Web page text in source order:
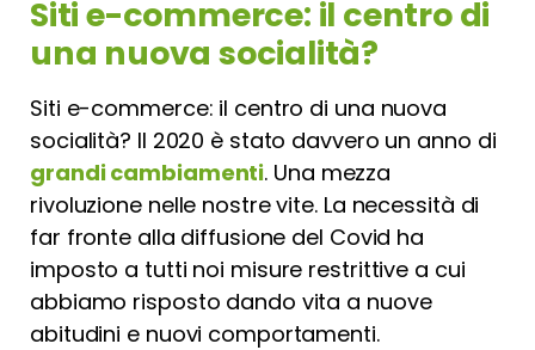
Siti e-commerce: il centro di
una nuova socialità?
Siti e-commerce: il centro di una nuova
socialità? Il 2020 è stato davvero un anno di
grandi cambiamenti. Una mezza
rivoluzione nelle nostre vite. La necessità di
far fronte alla diffusione del Covid ha
imposto a tutti noi misure restrittive a cui
abbiamo risposto dando vita a nuove
abitudini e nuovi comportamenti.